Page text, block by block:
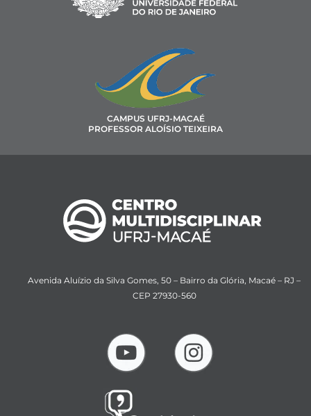
CAMPUS UFRJ-MACAÉ
PROFESSOR ALOÍSIO TEIXEIRA
Avenida Aluízio da Silva Gomes, 50 – Bairro da Glória, Macaé – RJ –
CEP 27930-560